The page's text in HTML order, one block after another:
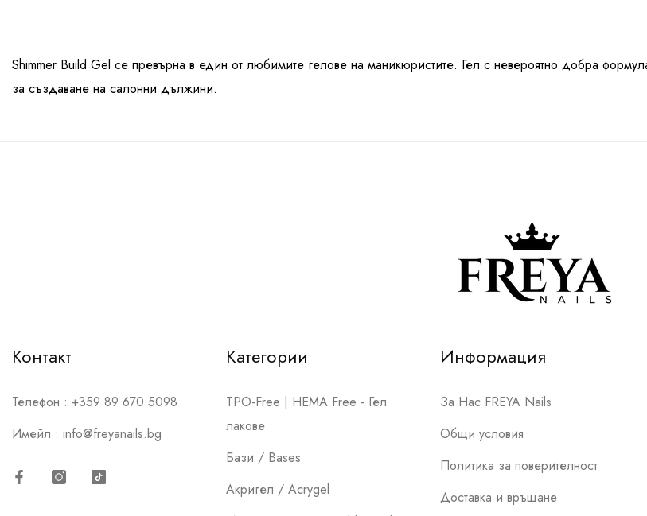
Shimmer Build Gel се превърна в един от любимите гелове на маникюристите. Гел с невероятно добра
за създаване на салонни дължини.
Контакт
Телефон : +359 89 670 5098
Имейл : info@freyanails.bg
Категории
TPO-Free | HEMA Free - Гел
лакове
Бази / Bases
Акригел / Acrygel
Информация
За Нас FREYA Nails
Общи условия
Политика за поверителност
Доставка и връщане